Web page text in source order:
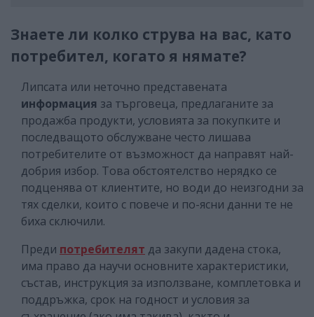
Знаете ли колко струва на вас, като
потребител, когато я нямате?
Липсата или неточно представената
информация за търговеца, предлаганите за
продажба продукти, условията за покупките и
последващото обслужване често лишава
потребителите от възможност да направят най-
добрия избор. Това обстоятелство нерядко се
подценява от клиентите, но води до неизгодни за
тях сделки, които с повече и по-ясни данни те не
биха сключили.
Преди потребителят да закупи дадена стока,
има право да научи основните характеристики,
състав, инструкция за използване, комплетовка и
поддръжка, срок на годност и условия за